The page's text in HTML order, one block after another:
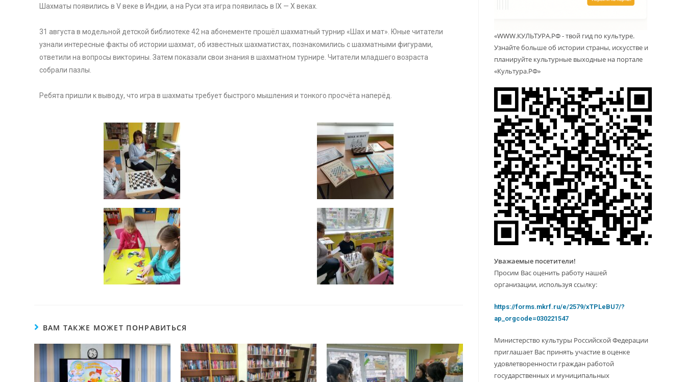
Шахматы появились в V веке в Индии, а на Руси эта игра появилась в IX — X веках.
31 августа в модельной детской библиотеке 42 на абонементе прошёл шахматный турнир «Шах и мат». Юные читатели
узнали интересные факты об истории шахмат, об известных шахматистах, познакомились с шахматными фигурами,
ответили на вопросы викторины. Затем показали свои знания в шахматном турнире. Читатели младшего возраста
собрали пазлы.
Ребята пришли к выводу, что игра в шахматы требует быстрого мышления и тонкого просчёта наперёд.
ВАМ ТАКЖЕ МОЖЕТ ПОНРАВИТЬСЯ
«WWW.КУЛЬТУРА.РФ - твой гид по культуре.
Узнайте больше об истории страны, искусстве и
планируйте культурные выходные на портале
«Культура.РФ»
Уважаемые посетители!
Просим Вас оценить работу нашей
организации, используя ссылку:
https://forms.mkrf.ru/e/2579/xTPLeBU7/?
ap_orgcode=030221547
Министерство культуры Российской Федерации
приглашает Вас принять участие в оценке
удовлетворенности граждан работой
государственных и муниципальных